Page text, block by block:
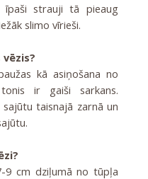
strauji tā pieaug
slimo vīrieši.
kā asiņošana no
ir gaiši sarkans.
taisnajā zarnā un
9 cm dziļumā no tūpļa